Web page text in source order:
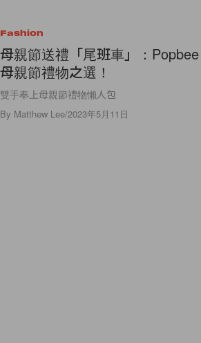
Fashion
母親節送禮「尾班車」：
母親節禮物之選！
雙手奉上母親節禮物懶人包
By Matthew Lee/2023年5月11日